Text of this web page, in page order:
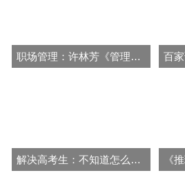
职场管理：许林芳《管理七剑》课程
解决高考生：不知道怎么填报志愿?张雪峰视频下载